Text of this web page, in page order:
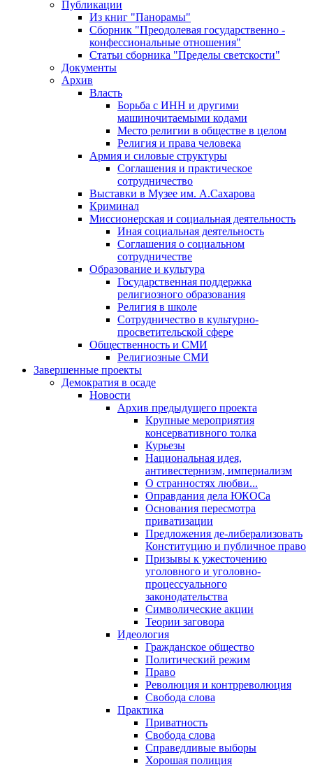
Публикации
Из книг "Панорамы"
Сборник "Преодолевая государственно -
конфессиональные отношения"
Статьи сборника "Пределы светскости"
Документы
Архив
Власть
Борьба с ИНН и другими
машиночитаемыми кодами
Место религии в обществе в целом
Религия и права человека
Армия и силовые структуры
Соглашения и практическое
сотрудничество
Выставки в Музее им. А.Сахарова
Криминал
Миссионерская и социальная деятельность
Иная социальная деятельность
Соглашения о социальном
сотрудничестве
Образование и культура
Государственная поддержка
религиозного образования
Религия в школе
Сотрудничество в культурно-
просветительской сфере
Общественность и СМИ
Религиозные СМИ
Завершенные проекты
Демократия в осаде
Новости
Архив предыдущего проекта
Крупные мероприятия
консервативного толка
Курьезы
Национальная идея,
антивестернизм, империализм
О странностях любви...
Оправдания дела ЮКОСа
Основания пересмотра
приватизации
Предложения де-либерализовать
Конституцию и публичное право
Призывы к ужесточению
уголовного и уголовно-
процессуального
законодательства
Символические акции
Теории заговора
Идеология
Гражданское общество
Политический режим
Право
Революция и контрреволюция
Свобода слова
Практика
Приватность
Свобода слова
Справедливые выборы
Хорошая полиция